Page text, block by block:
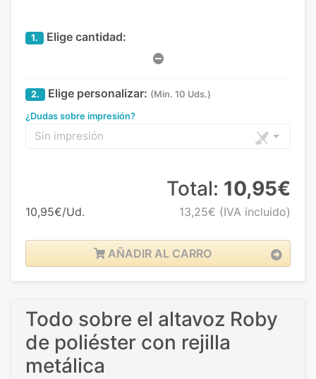
1. Elige cantidad:
2. Elige personalizar: (Min. 10 Uds.)
¿Dudas sobre impresión?
Sin impresión
10,95€/Ud.
Total: 10,95€
13,25€ (IVA incluido)
AÑADIR AL CARRO
Todo sobre el altavoz Roby
de poliéster con rejilla
metálica